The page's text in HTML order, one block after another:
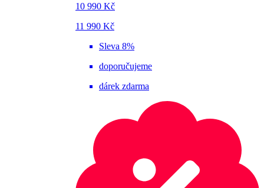
10 990 Kč
11 990 Kč
Sleva 8%
doporučujeme
dárek zdarma